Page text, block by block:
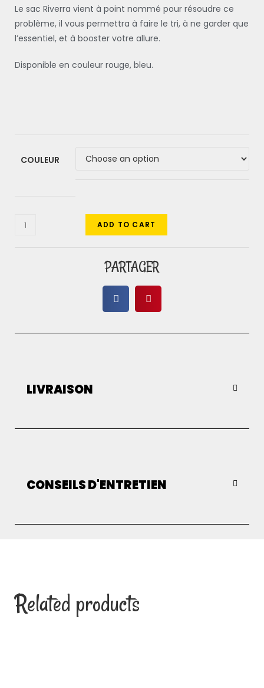
Le sac Riverra vient à point nommé pour résoudre ce
problème, il vous permettra à faire le tri, à ne garder que
l’essentiel, et à booster votre allure.
Disponible en couleur rouge, bleu.
COULEUR
ADD TO CART
PARTAGER
LIVRAISON
CONSEILS D'ENTRETIEN
Related products